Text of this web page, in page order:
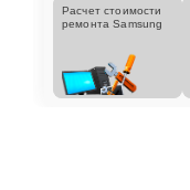
Расчет стоимости
ремонта Samsung